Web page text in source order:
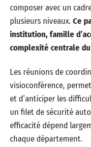
composer avec un
plusieurs niveaux. Ce
institution, famille
complexité centrale
Les réunions de
visioconférence,
et d’anticiper les
un filet de sécurité
efficacité dépend
chaque département.